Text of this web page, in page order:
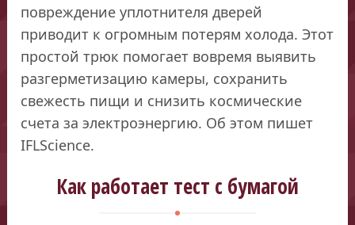
повреждение уплотнителя дверей
приводит к огромным потерям холода. Этот
простой трюк помогает вовремя выявить
разгерметизацию камеры, сохранить
свежесть пищи и снизить космические
счета за электроэнергию. Об этом пишет
IFLScience.
Как работает тест с бумагой